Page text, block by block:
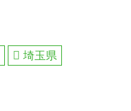
埼玉県